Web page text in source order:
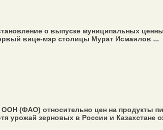
о выпуске муниципальных
вице-мэр столицы Мурат Исмаилов ...
(ФАО) относительно цен на продукты
урожай зерновых в России и Казахстане